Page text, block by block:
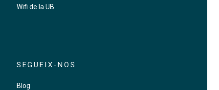
Wifi de la UB
SEGUEIX-NOS
Blog